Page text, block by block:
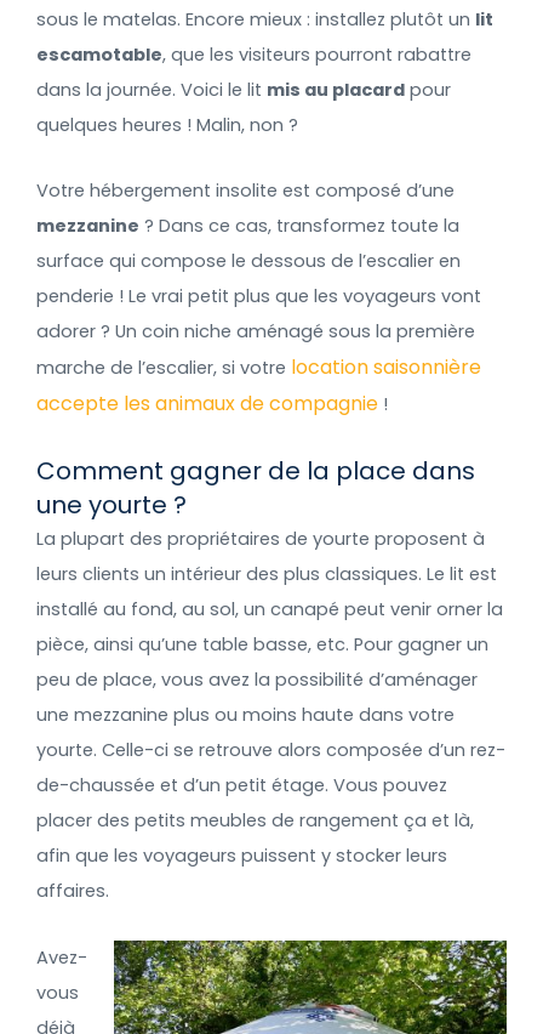
sous le matelas. Encore mieux : installez plutôt un lit
escamotable, que les visiteurs pourront rabattre
dans la journée. Voici le lit mis au placard pour
quelques heures ! Malin, non ?
Votre hébergement insolite est composé d’une
mezzanine ? Dans ce cas, transformez toute la
surface qui compose le dessous de l’escalier en
penderie ! Le vrai petit plus que les voyageurs vont
adorer ? Un coin niche aménagé sous la première
marche de l’escalier, si votre location saisonnière
accepte les animaux de compagnie !
Comment gagner de la place dans
une yourte ?
La plupart des propriétaires de yourte proposent à
leurs clients un intérieur des plus classiques. Le lit est
installé au fond, au sol, un canapé peut venir orner la
pièce, ainsi qu’une table basse, etc. Pour gagner un
peu de place, vous avez la possibilité d’aménager
une mezzanine plus ou moins haute dans votre
yourte. Celle-ci se retrouve alors composée d’un rez-
de-chaussée et d’un petit étage. Vous pouvez
placer des petits meubles de rangement ça et là,
afin que les voyageurs puissent y stocker leurs
affaires.
Avez-
vous
déjà